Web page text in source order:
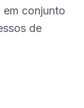
em conjunto
de